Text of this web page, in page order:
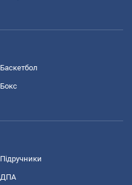
Баскетбол
Бокс
Підручники
ДПА